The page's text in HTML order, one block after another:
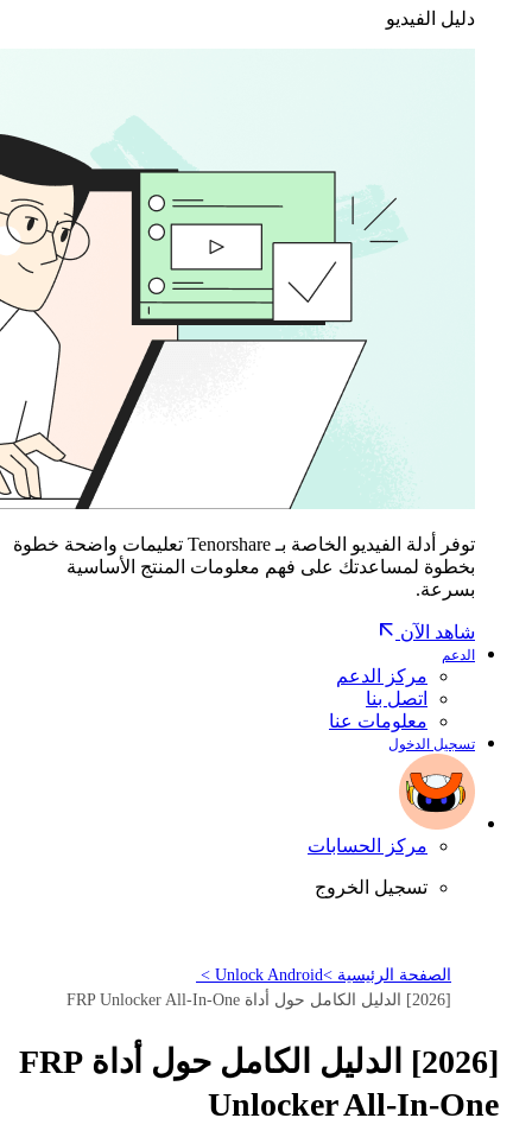
دليل الفيديو
توفر أدلة الفيديو الخاصة بـ Tenorshare تعليمات واضحة خطوة
بخطوة لمساعدتك على فهم معلومات المنتج الأساسية
بسرعة.
شاهد الآن
الدعم
مركز الدعم
اتصل بنا
معلومات عنا
تسجيل الدخول
مركز الحسابات
تسجيل الخروج
الصفحة الرئيسية >Unlock Android >
[2026] الدليل الكامل حول أداة FRP Unlocker All-In-One
[2026] الدليل الكامل حول أداة FRP
Unlocker All-In-One